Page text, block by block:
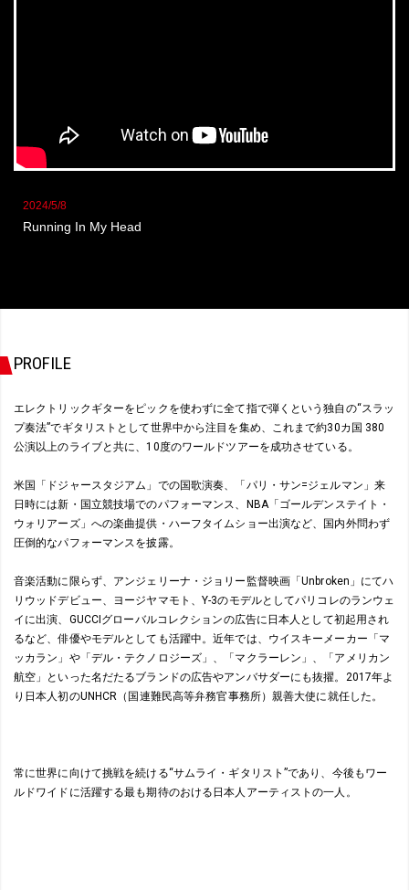
2024/5/8
Running In My Head
PROFILE
エレクトリックギターをピックを使わずに全て指で弾くという独自の“スラッ
プ奏法”でギタリストとして世界中から注目を集め、これまで約30カ国 380
公演以上のライブと共に、10度のワールドツアーを成功させている。
米国「ドジャースタジアム」での国歌演奏、「パリ・サン=ジェルマン」来
日時には新・国立競技場でのパフォーマンス、NBA「ゴールデンステイト・
ウォリアーズ」への楽曲提供・ハーフタイムショー出演など、国内外問わず
圧倒的なパフォーマンスを披露。
音楽活動に限らず、アンジェリーナ・ジョリー監督映画「Unbroken」にてハ
リウッドデビュー、ヨージヤマモト、Y-3のモデルとしてパリコレのランウェ
イに出演、GUCCIグローバルコレクションの広告に日本人として初起用され
るなど、俳優やモデルとしても活躍中。近年では、ウイスキーメーカー「マ
ッカラン」や「デル・テクノロジーズ」、「マクラーレン」、「アメリカン
航空」といった名だたるブランドの広告やアンバサダーにも抜擢。2017年よ
り日本人初のUNHCR（国連難民高等弁務官事務所）親善大使に就任した。
常に世界に向けて挑戦を続ける“サムライ・ギタリスト”であり、今後もワー
ルドワイドに活躍する最も期待のおける日本人アーティストの一人。